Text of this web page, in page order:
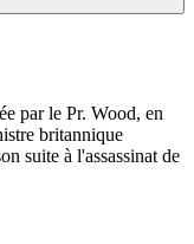
par le Pr. Wood, en
britannique
suite à l'assassinat de